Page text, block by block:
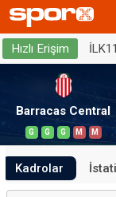
Hızlı Erişim
Barracas Central
G G G M M
Kadrolar